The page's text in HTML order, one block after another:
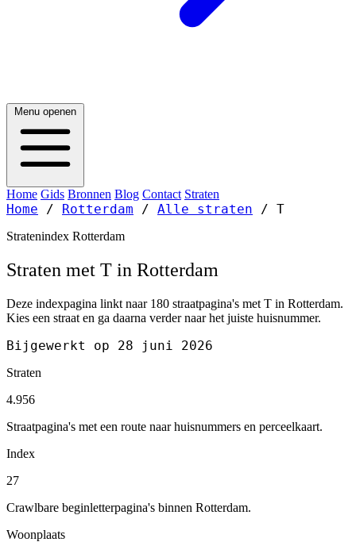
Menu openen
Home Gids Bronnen Blog Contact Straten
Home / Rotterdam / Alle straten / T
Stratenindex Rotterdam
Straten met T in Rotterdam
Deze indexpagina linkt naar 180 straatpagina's met T in Rotterdam.
Kies een straat en ga daarna verder naar het juiste huisnummer.
Bijgewerkt op 28 juni 2026
Straten
4.956
Straatpagina's met een route naar huisnummers en perceelkaart.
Index
27
Crawlbare beginletterpagina's binnen Rotterdam.
Woonplaats